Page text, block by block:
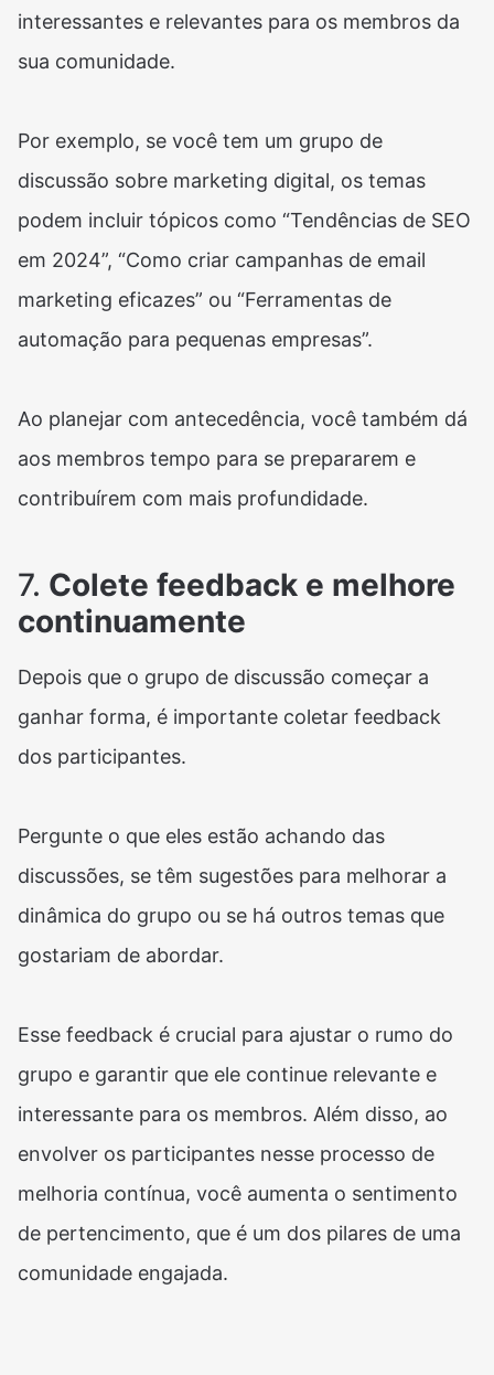
interessantes e relevantes para os membros da
sua comunidade.
Por exemplo, se você tem um grupo de
discussão sobre marketing digital, os temas
podem incluir tópicos como “Tendências de SEO
em 2024”, “Como criar campanhas de email
marketing eficazes” ou “Ferramentas de
automação para pequenas empresas”.
Ao planejar com antecedência, você também dá
aos membros tempo para se prepararem e
contribuírem com mais profundidade.
7. Colete feedback e melhore
continuamente
Depois que o grupo de discussão começar a
ganhar forma, é importante coletar feedback
dos participantes.
Pergunte o que eles estão achando das
discussões, se têm sugestões para melhorar a
dinâmica do grupo ou se há outros temas que
gostariam de abordar.
Esse feedback é crucial para ajustar o rumo do
grupo e garantir que ele continue relevante e
interessante para os membros. Além disso, ao
envolver os participantes nesse processo de
melhoria contínua, você aumenta o sentimento
de pertencimento, que é um dos pilares de uma
comunidade engajada.